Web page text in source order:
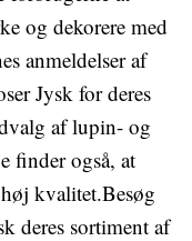
og dekorere med
anmeldelser af
Jysk for deres
af lupin- og
finder også, at
kvalitet.Besøg
deres sortiment af